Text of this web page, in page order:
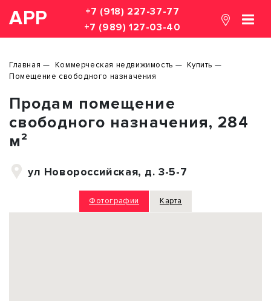
АРР
+7 (918) 227-37-77
+7 (989) 127-03-40
Главная Коммерческая недвижимость
Купить
Помещение свободного назначения
Продам помещение
свободного назначения, 284
м²
ул Новороссийская, д. 3-5-7
Фотографии Карта